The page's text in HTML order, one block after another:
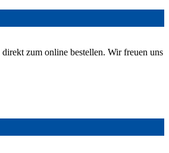
zum online bestellen. Wir freuen uns